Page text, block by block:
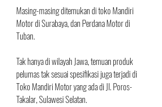
Masing-masing ditemukan di toko Mandiri
Motor di Surabaya, dan Perdana Motor di
Tuban.
Tak hanya di wilayah Jawa, temuan produk
pelumas tak sesuai spesifikasi juga terjadi di
Toko Mandiri Motor yang ada di Jl. Poros-
Takalar, Sulawesi Selatan.